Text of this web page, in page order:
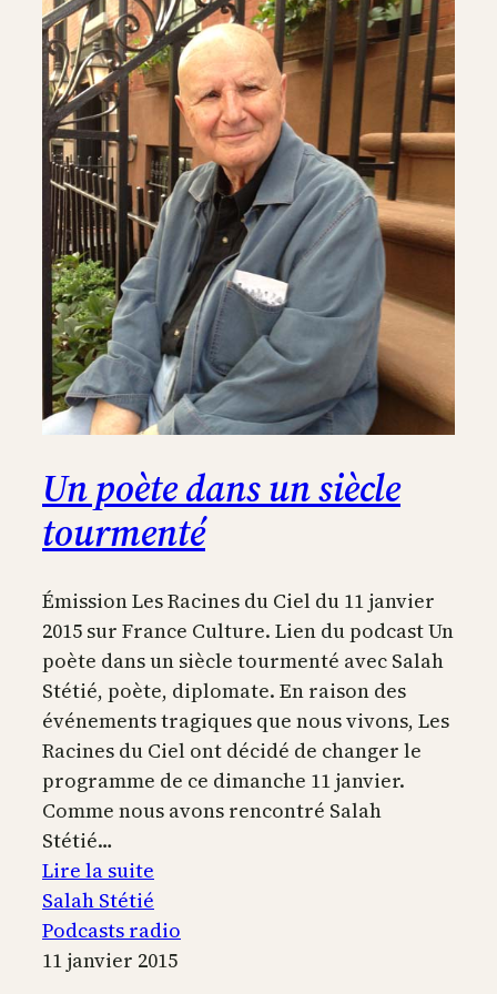
Un poète dans un siècle
tourmenté
Émission Les Racines du Ciel du 11 janvier
2015 sur France Culture. Lien du podcast Un
poète dans un siècle tourmenté avec Salah
Stétié, poète, diplomate. En raison des
événements tragiques que nous vivons, Les
Racines du Ciel ont décidé de changer le
programme de ce dimanche 11 janvier.
Comme nous avons rencontré Salah
Stétié…
Lire la suite
poète
dans
Salah Stétié
Podcasts radio
11 janvier 2015